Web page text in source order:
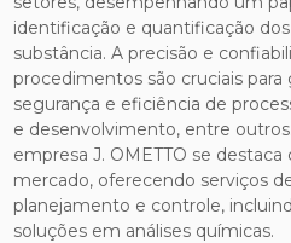
identificação e quantificação
substância. A precisão e
procedimentos são cruciais para
segurança e eficiência de
e desenvolvimento, entre
empresa J. OMETTO se
mercado, oferecendo serviços
planejamento e controle,
soluções em análises químicas.